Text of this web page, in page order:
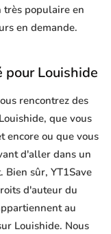
très populaire en
en demande.
Louishide
rencontrez des
que vous
encore ou que vous
d'aller dans un
sûr, YT1Save
d'auteur du
au
Louishide. Nous